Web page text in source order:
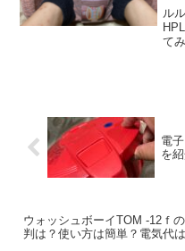
ー
ル
て
電
を
ウォッシュボーイTOM -12ｆ
判は？使い方は簡単？電気代